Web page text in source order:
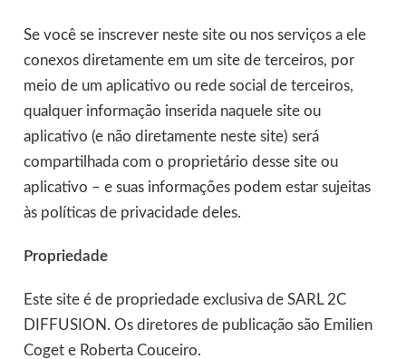
Se você se inscrever neste site ou nos serviços a ele
conexos diretamente em um site de terceiros, por
meio de um aplicativo ou rede social de terceiros,
qualquer informação inserida naquele site ou
aplicativo (e não diretamente neste site) será
compartilhada com o proprietário desse site ou
aplicativo – e suas informações podem estar sujeitas
às políticas de privacidade deles.
Propriedade
Este site é de propriedade exclusiva de SARL 2C
DIFFUSION. Os diretores de publicação são Emilien
Coget e Roberta Couceiro.